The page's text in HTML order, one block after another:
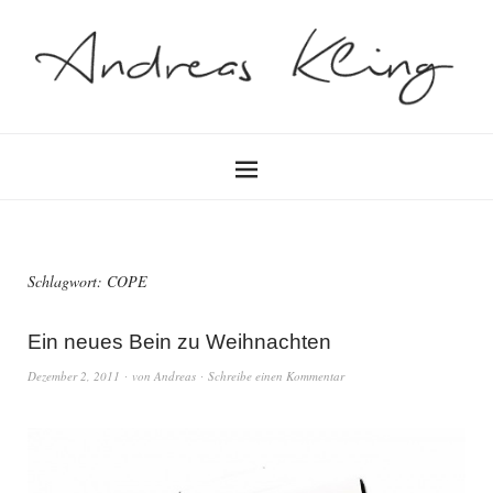
Schlagwort: COPE
Ein neues Bein zu Weihnachten
Dezember 2, 2011 von Andreas Schreibe einen Kommentar